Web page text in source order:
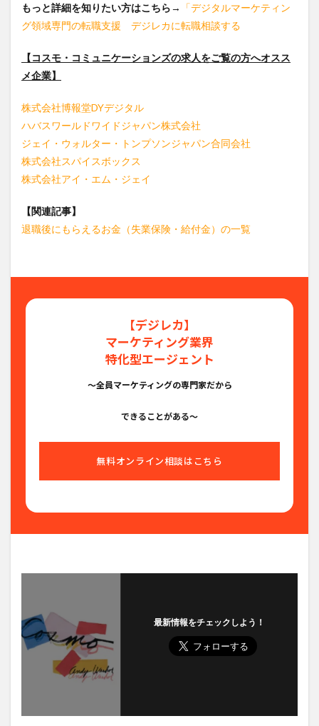
もっと詳細を知りたい方はこちら→
「デジタルマーケティン
グ領域専門の転職支援 デジレカに転職相談する
【コスモ・コミュニケーションズの求人をご覧の方へオスス
メ企業】
株式会社博報堂DYデジタル
ハバスワールドワイドジャパン株式会社
ジェイ・ウォルター・トンプソンジャパン合同会社
株式会社スパイスボックス
株式会社アイ・エム・ジェイ
【関連記事】
退職後にもらえるお金（失業保険・給付金）の一覧
【デジレカ】
マーケティング業界
特化型エージェント
〜全員マーケティングの専門家だから
できることがある〜
無料オンライン相談はこちら
最新情報をチェックしよう！